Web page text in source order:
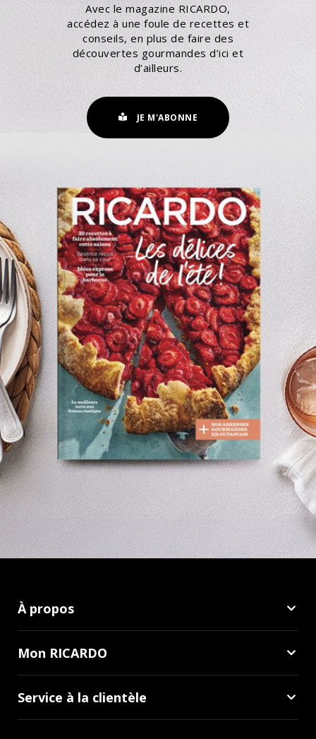
Avec le magazine RICARDO,
accédez à une foule de recettes et
conseils, en plus de faire des
découvertes gourmandes d’ici et
d’ailleurs.
JE M'ABONNE
À propos
Mon RICARDO
Service à la clientèle